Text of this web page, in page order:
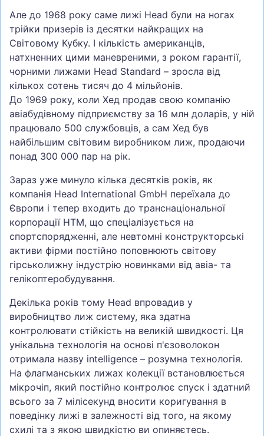
Але до 1968 року саме лижі Head були на ногах
трійки призерів із десятки найкращих на
Світовому Кубку. І кількість американців,
натхненних цими маневреними, з роком гарантії,
чорними лижами Head Standard – зросла від
кількох сотень тисяч до 4 мільйонів.
До 1969 року, коли Хед продав свою компанію
авіабудівному підприємству за 16 млн доларів, у ній
працювало 500 службовців, а сам Хед був
найбільшим світовим виробником лиж, продаючи
понад 300 000 пар на рік.
Зараз уже минуло кілька десятків років, як
компанія Head International GmbH переїхала до
Європи і тепер входить до транснаціональної
корпорації HTM, що спеціалізується на
спортспорядженні, але невтомні конструкторські
активи фірми постійно поповнюють світову
гірськолижну індустрію новинками від авіа- та
гелікоптеробудування.
Декілька років тому Head впровадив у
виробництво лиж систему, яка здатна
контролювати стійкість на великій швидкості. Ця
унікальна технологія на основі п'єзоволокон
отримала назву intelligence – розумна технологія.
На флагманських лижах колекції встановлюється
мікрочіп, який постійно контролює спуск і здатний
всього за 7 мілісекунд вносити коригування в
поведінку лижі в залежності від того, на якому
схилі та з якою швидкістю ви опиняєтесь.